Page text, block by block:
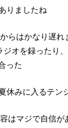
りましたね
らはかなり遅れ
ジオを録ったり
った
休みに入るテン
はマジで自信